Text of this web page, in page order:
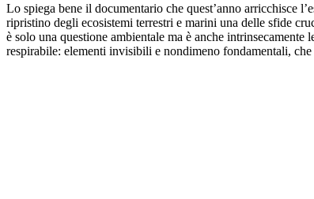
Lo spiega bene il documentario che quest’anno arricchisce
ripristino degli ecosistemi terrestri e marini una delle sfide
è solo una questione ambientale ma è anche
respirabile: elementi invisibili e nondimeno fondamentali,